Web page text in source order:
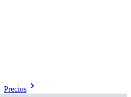
Precios